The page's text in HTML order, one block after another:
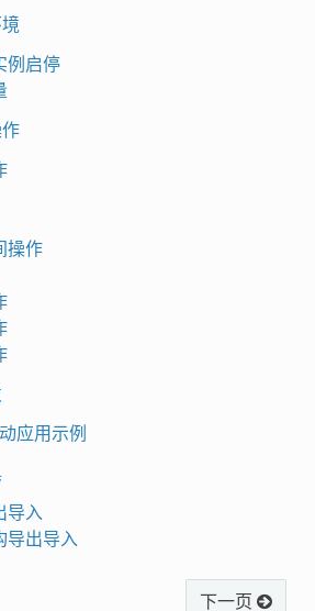
例启停
操作
应用示例
导入
导出导入
下一页